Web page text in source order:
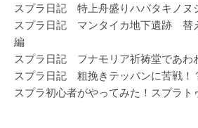
スプラ日記 特上舟盛りハバタキノヌ
スプラ日記 マンタイカ地下遺跡 替
編
スプラ日記 フナモリア祈祷堂であわ
スプラ日記 粗挽きテッパンに苦戦！
スプラ初心者がやってみた！スプラト